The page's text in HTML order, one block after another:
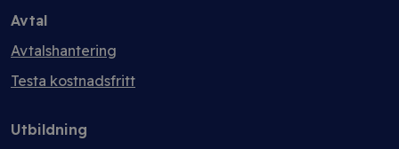
Avtal
Avtalshantering
Testa kostnadsfritt
Utbildning